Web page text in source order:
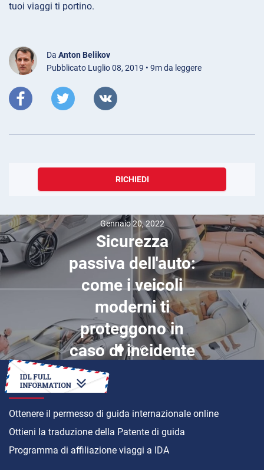
tuoi viaggi ti portino.
Da Anton Belikov
Pubblicato Luglio 08, 2019 • 9m da leggere
RICHIEDI
Gennaio 20, 2022
Sicurezza
passiva dell'auto:
come i veicoli
moderni ti
proteggono in
caso di incidente
COME
Ottenere il permesso di guida internazionale online
Ottieni la traduzione della Patente di guida
Programma di affiliazione viaggi a IDA